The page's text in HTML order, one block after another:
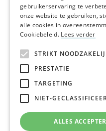
gebruikerservaring te
onze website te gebruiken,
alle cookies in
Cookiebeleid. Lees verder
STRIKT
PRESTATIE
TARGETING
NIET-
ALLES